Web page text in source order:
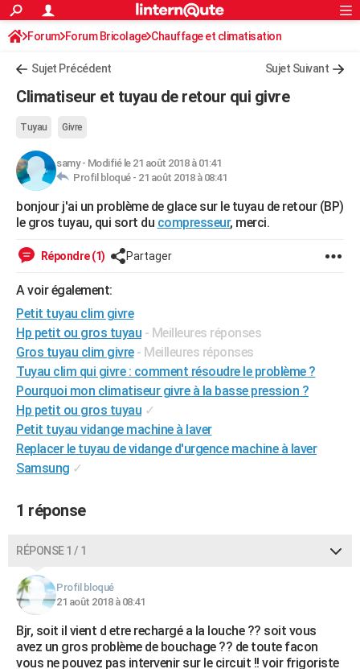
ACTUALITÉS
Politique
Société
Faits Divers
Education
Monde
Villes
+
AUTO
Essais
Réserver un essai
Citadines
Berlines
SUV
Forum auto
+HIGH-TECH
Mobiles
Meilleur smartphone
Internet
Ordinateurs
Jeux vidéo
Guide high-tech
+BRICOLAGE
Forum
Aménagement intérieur
Extérieur
Cuisine
Salle de bains
Jardinage
Rangement
WEEK-END
Art de vivre
Bien-être
Loisirs
Mode
Modes de vie
SANTE
Alimentation
Guide de la santé
Maladies
Médicaments
Sommeil
VOYAGE
Destinations
City break
Voyage nature
Voyage de noces
Forum
Climat
+PHOTO
GUIDES D'ACHAT
BONS PLANS
CARTE DE VOEUX
Carte de Noël
Carte Bonne année
Carte Saint-Valentin
Carte Pâques
Carte d'anniversaire
DICTIONNAIRE
PROGRAMME TV
COPAINS D'AVANT
S'inscrire
Se connecter
Lycées
Collèges
Primaires
Universités
Entreprises
Service militaire
Avis de recherche
AVIS DE DÉCÈS
FORUM
Rechercher
S'inscrire
Connexion
Forum Forum Bricolage Chauffage et climatisation
Sujet Précédent Sujet Suivant
Climatiseur et tuyau de retour qui givre
Tuyau Givre
samy- Modifié le 21 août 2018 à 01:41
Profil bloqué - 21 août 2018 à 08:41
bonjour j'ai un problème de glace sur le tuyau de retour (BP)
le gros tuyau, qui sort du compresseur, merci.
Répondre (1) Partager
A voir également:
Petit tuyau clim givre
Hp petit ou gros tuyau - Meilleures réponses
Gros tuyau clim givre - Meilleures réponses
Tuyau clim qui givre : comment résoudre le problème ?
Pourquoi mon climatiseur givre à la basse pression ?
Hp petit ou gros tuyau ✓
Petit tuyau vidange machine à laver
Replacer le tuyau de vidange d'urgence machine à laver
Samsung ✓
1 réponse
RÉPONSE 1 / 1
Profil bloqué
21 août 2018 à 08:41
Bjr, soit il vient d etre rechargé a la louche ?? soit vous
avez un gros problème de bouchage ?? de toute facon
vous ne pouvez pas intervenir sur le circuit !! voir frigoriste